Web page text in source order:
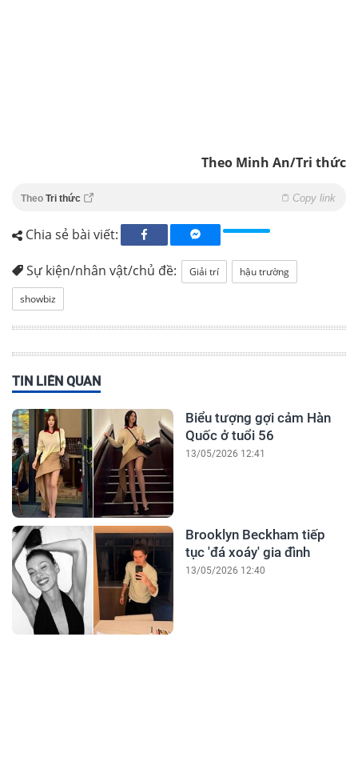
Theo Minh An/Tri thức
Theo Tri thức Copy link
Chia sẻ bài viết:
Sự kiện/nhân vật/chủ đề: Giải trí
hậu trường
showbiz
TIN LIÊN QUAN
Biểu tượng gợi cảm Hàn
Quốc ở tuổi 56
13/05/2026 12:41
Brooklyn Beckham tiếp
tục 'đá xoáy' gia đình
13/05/2026 12:40